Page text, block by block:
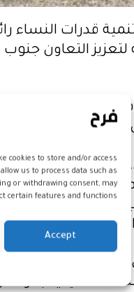
cookies to store and/or access
us to process data such as
or withdrawing consent, may
certain features and functions.
Accept
قدرات النساء
لتعزيز التعاون
بأن هذه الدورة،
في مجال الخياطة
ستمكن
ثمة، إلى تحقيق
محمد محمود بن
مؤكدا أن
بين المنظمة
التقليدية